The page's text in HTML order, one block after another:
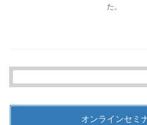
た。
検
索:
オンラインセミ